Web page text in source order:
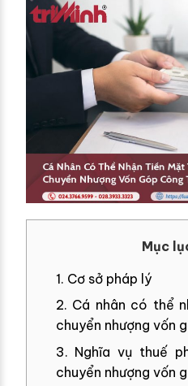
Mục
1. Cơ sở pháp lý
2. Cá nhân có thể
chuyển nhượng vốn
3. Nghĩa vụ thuế
chuyển nhượng vốn